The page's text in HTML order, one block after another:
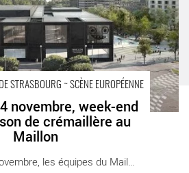
STRASBOURG ~ SCÈNE EUROPÉENNE
novembre, week-end
de crémaillère au
Maillon
Les 23 et 24 novembre, les équipes du Maillon [...]